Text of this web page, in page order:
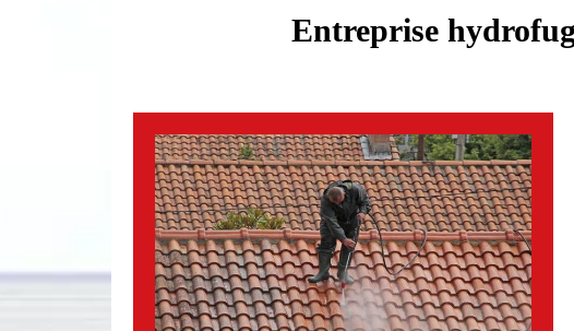
Entreprise